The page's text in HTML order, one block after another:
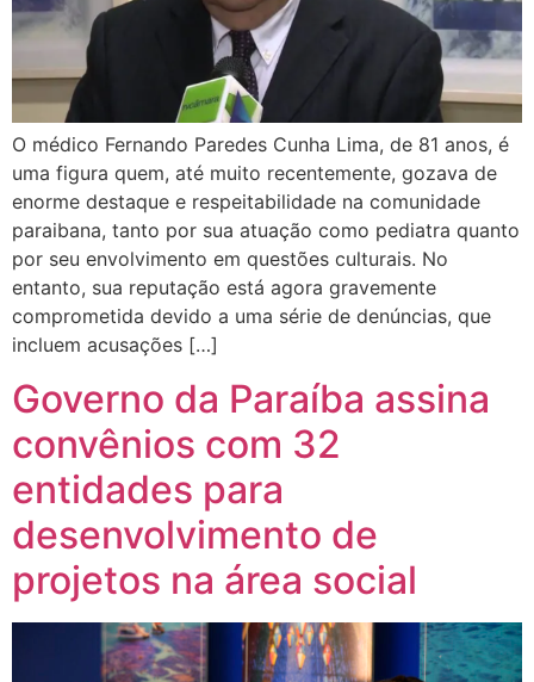
O médico Fernando Paredes Cunha Lima, de 81 anos, é
uma figura quem, até muito recentemente, gozava de
enorme destaque e respeitabilidade na comunidade
paraibana, tanto por sua atuação como pediatra quanto
por seu envolvimento em questões culturais. No
entanto, sua reputação está agora gravemente
comprometida devido a uma série de denúncias, que
incluem acusações […]
Governo da Paraíba assina
convênios com 32
entidades para
desenvolvimento de
projetos na área social